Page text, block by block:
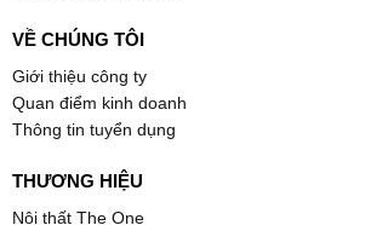
VỀ CHÚNG TÔI
Giới thiệu công ty
Quan điểm kinh doanh
Thông tin tuyển dụng
THƯƠNG HIỆU
Nội thất The One